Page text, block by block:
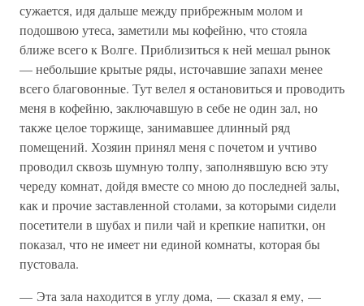
сужается, идя дальше между прибрежным молом и
подошвою утеса, заметили мы кофейню, что стояла
ближе всего к Волге. Приблизиться к ней мешал рынок
— небольшие крытые ряды, источавшие запахи менее
всего благовонные. Тут велел я остановиться и проводить
меня в кофейню, заключавшую в себе не один зал, но
также целое торжище, занимавшее длинный ряд
помещений. Хозяин принял меня с почетом и учтиво
проводил сквозь шумную толпу, заполнявшую всю эту
череду комнат, дойдя вместе со мною до последней залы,
как и прочие заставленной столами, за которыми сидели
посетители в шубах и пили чай и крепкие напитки, он
показал, что не имеет ни единой комнаты, которая бы
пустовала.
— Эта зала находится в углу дома, — сказал я ему, —